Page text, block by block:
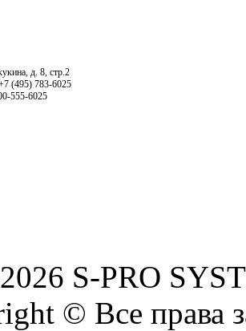
д. 8, стр.2
(495) 783-6025
555-6025
S-PRO
© Все права